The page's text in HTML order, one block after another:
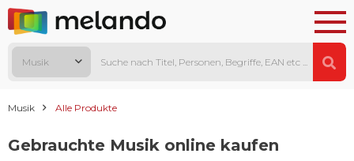
Musik
Musik Alle Produkte
Gebrauchte Musik online kaufen